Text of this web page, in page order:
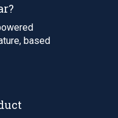
based